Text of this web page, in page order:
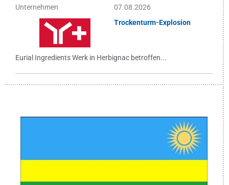
Unternehmen
07.08.2026
Trockenturm-Explosion
Eurial Ingredients Werk in Herbignac betroffen...